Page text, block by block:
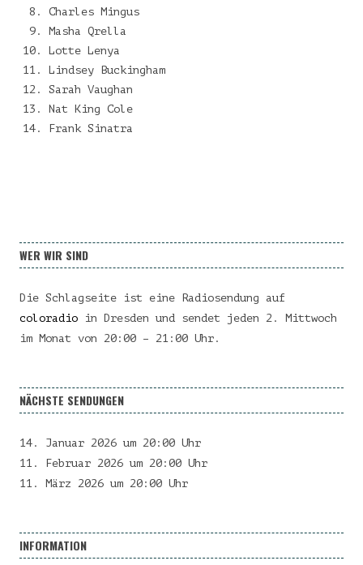
Charles Mingus
Masha Qrella
Lotte Lenya
Lindsey Buckingham
Sarah Vaughan
Nat King Cole
Frank Sinatra
WER WIR SIND
Die Schlagseite ist eine Radiosendung auf
coloradio in Dresden und sendet jeden 2. Mittwoch
im Monat von 20:00 – 21:00 Uhr.
NÄCHSTE SENDUNGEN
14. Januar 2026 um 20:00 Uhr
11. Februar 2026 um 20:00 Uhr
11. März 2026 um 20:00 Uhr
INFORMATION